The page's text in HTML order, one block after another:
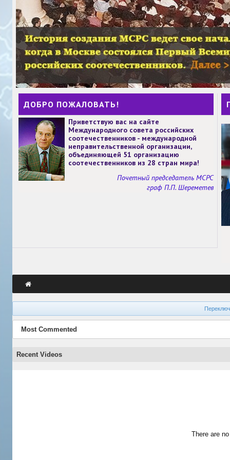
ДОБРО ПОЖАЛОВАТЬ!
Приветствую вас на сайте
Международного совета российских
соотечественников - международной
неправительственной организации,
объединяющей 51 организацию
соотечественников из 28 стран мира!
Почетный председатель МСРС
граф П.П. Шереметев
Most Commented
Recent Videos
There are